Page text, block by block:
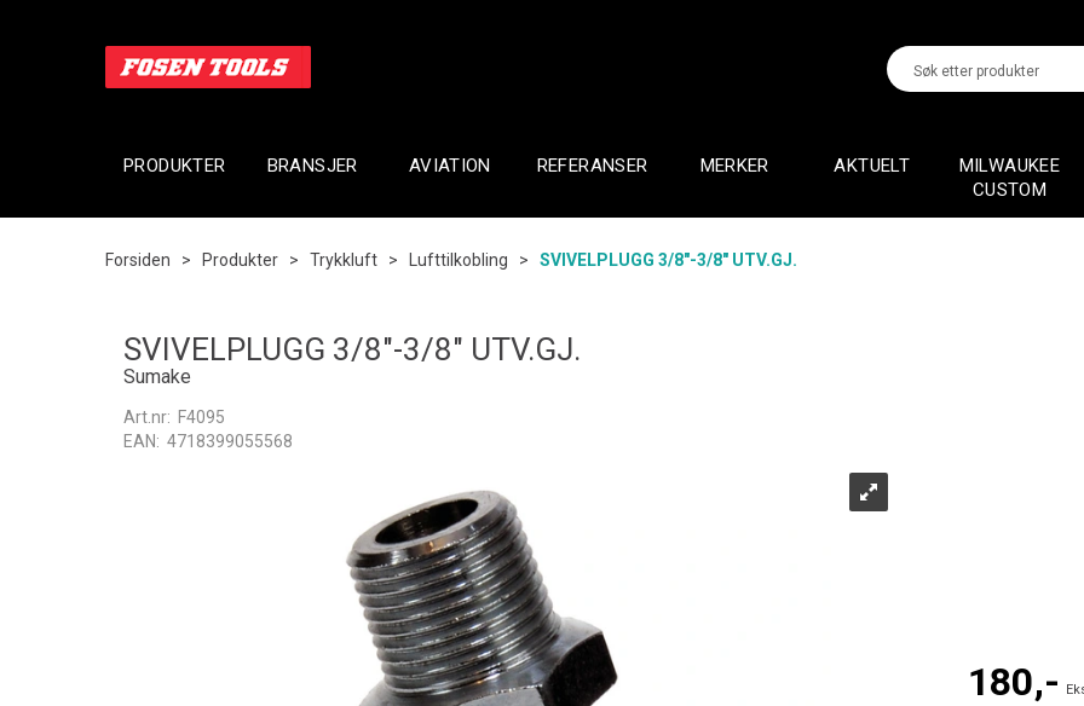
PRODUKTER BRANSJER AVIATION REFERANSER MERKER AKTUELT
MILWAUKEE
CUSTOM
Forsiden > Produkter > Trykkluft > Lufttilkobling > SVIVELPLUGG 3/8"-3/8" UTV.GJ.
SVIVELPLUGG 3/8"-3/8" UTV.GJ.
Sumake
Art.nr: F4095
EAN: 4718399055568
180,-